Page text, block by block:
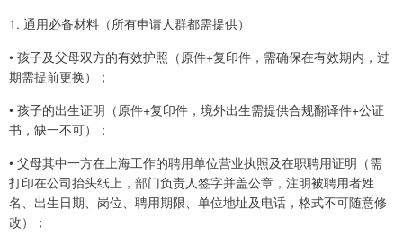
1. 通用必备材料（所有申请人群都需提供）
• 孩子及父母双方的有效护照（原件+复印件，需确保在有效期内，过
期需提前更换）；
• 孩子的出生证明（原件+复印件，境外出生需提供合规翻译件+公证
书，缺一不可）；
• 父母其中一方在上海工作的聘用单位营业执照及在职聘用证明（需
打印在公司抬头纸上，部门负责人签字并盖公章，注明被聘用者姓
名、出生日期、岗位、聘用期限、单位地址及电话，格式不可随意修
改）；